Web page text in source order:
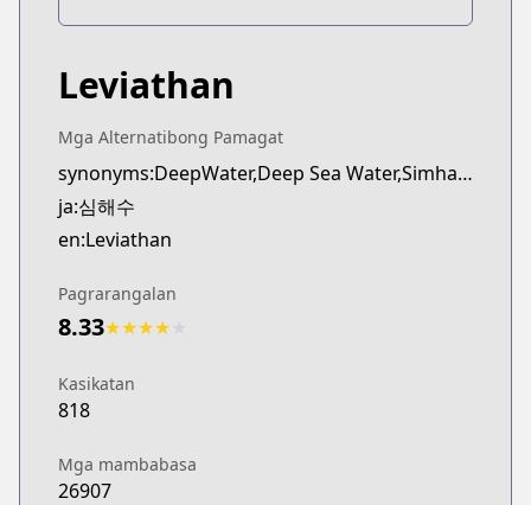
https://mangadex.org/title/274a8e39-71a8-4bd2-
Leviathan
Mga Alternatibong Pamagat
synonyms:DeepWater,Deep Sea Water,Simhaesu
ja:심해수
en:Leviathan
Pagrarangalan
8.33★★★★
Kasikatan
818
Mga mambabasa
26907